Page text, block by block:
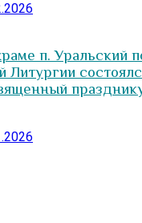
п. Уральский
Литургии